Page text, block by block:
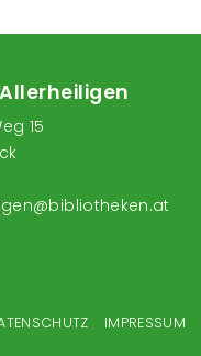
15
IMPRESSUM